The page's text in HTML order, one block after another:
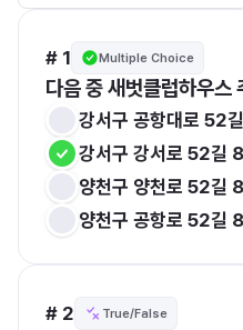
# 1 Multiple Choice
다음 중 새벗클럽하우스
강서구 공항대로 52
강서구 강서로 52길
양천구 양천로 52길
양천구 공항로 52길
# 2 True/False